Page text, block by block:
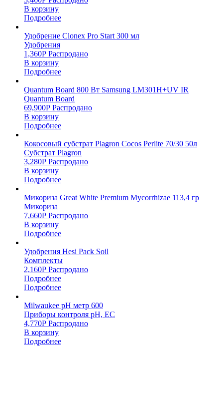
В корзину
Подробнее
Удобрение Clonex Pro Start 300 мл
Удобрения
1,360Р Распродано
В корзину
Подробнее
Quantum Board 800 Вт Samsung LM301H+UV IR
Quantum Board
69,900Р Распродано
В корзину
Подробнее
Кокосовый субстрат Plagron Cocos Perlite 70/30 50л
Субстрат Plagron
3,280Р Распродано
В корзину
Подробнее
Микориза Great White Premium Mycorrhizae 113,4 гр
Микориза
7,660Р Распродано
В корзину
Подробнее
Удобрения Hesi Pack Soil
Комплекты
2,160Р Распродано
Подробнее
Подробнее
Milwaukee pH метр 600
Приборы контроля pH, EC
4,770Р Распродано
В корзину
Подробнее